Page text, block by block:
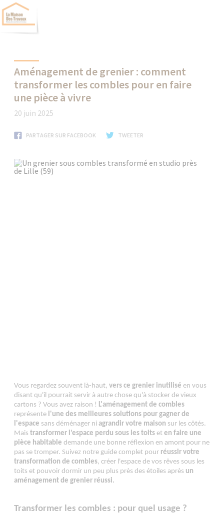
Aménagement de grenier : comment
transformer les combles pour en faire
une pièce à vivre
20 juin 2025
PARTAGER SUR FACEBOOK TWEETER
Vous regardez souvent là-haut,vers ce grenier inutilisé en vous
disant qu'il pourrait servir à autre chose qu'à stocker de vieux
cartons ? Vous avez raison ! L'aménagement de combles
représente l'une des meilleures solutions pour gagner de
l'espace sans déménager niagrandir votre maison sur les côtés.
Maistransformer l’espace perdu sous les toitseten faire une
pièce habitable demande une bonne réflexion en amont pour ne
pas se tromper. Suivez notre guide complet pour réussir votre
transformation de combles, créer l'espace de vos rêves sous les
toits et pouvoir dormir un peu plus près des étoiles après un
aménagement de grenier réussi.
Transformer les combles : pour quel usage ?